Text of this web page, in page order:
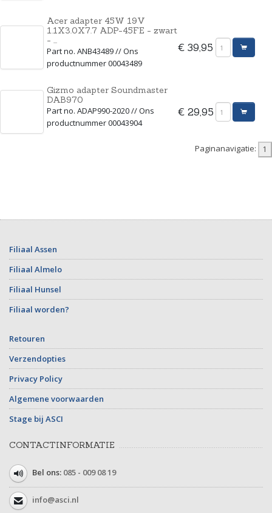
Acer adapter 45W 19V
1.1X3.0X7.7 ADP-45FE - zwart
- ...
Part no. ANB43489 // Ons
productnummer 00043489
€ 39,95
Gizmo adapter Soundmaster
DAB970
Part no. ADAP990-2020 // Ons
productnummer 00043904
€ 29,95
Paginanavigatie:
Filiaal Assen
Filiaal Almelo
Filiaal Hunsel
Filiaal worden?
Retouren
Verzendopties
Privacy Policy
Algemene voorwaarden
Stage bij ASCI
CONTACTINFORMATIE
Bel ons: 085 - 009 08 19
info@asci.nl